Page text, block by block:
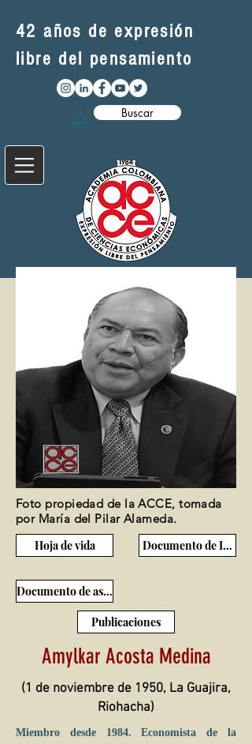
42 años de expresión
libre del pensamiento
Buscar
Foto propiedad de la ACCE, tomada
por María del Pilar Alameda.
Hoja de vida
Documento de Ingreso
Documento de ascenso
Publicaciones
Amylkar Acosta Medina
(1 de noviembre de 1950, La Guajira,
Riohacha)
Miembro desde 1984. Economista de la